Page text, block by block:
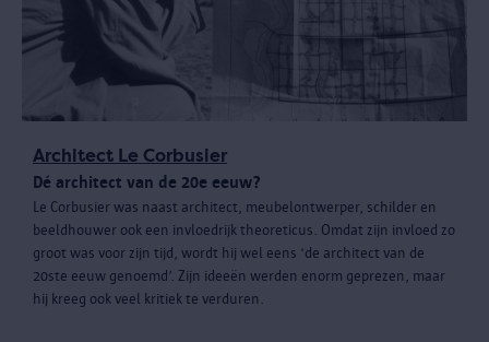
Architect Le Corbusier
Dé architect van de 20e eeuw?
Le Corbusier was naast architect, meubelontwerper, schilder en
beeldhouwer ook een invloedrijk theoreticus. Omdat zijn invloed zo
groot was voor zijn tijd, wordt hij wel eens ‘de architect van de
20ste eeuw genoemd’. Zijn ideeën werden enorm geprezen, maar
hij kreeg ook veel kritiek te verduren.